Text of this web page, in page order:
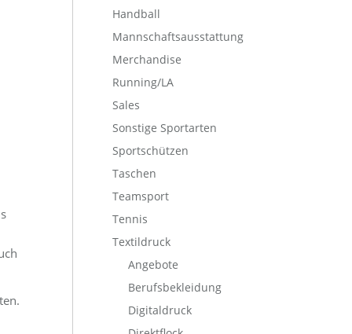
Handball
Mannschaftsausstattung
Merchandise
Running/LA
Sales
Sonstige Sportarten
Sportschützen
Taschen
Teamsport
Tennis
Textildruck
Angebote
Berufsbekleidung
Digitaldruck